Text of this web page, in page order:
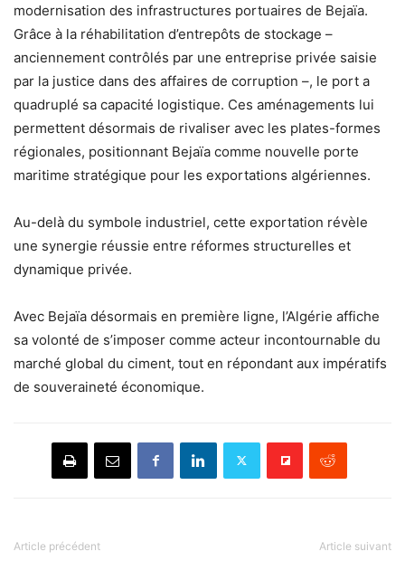
modernisation des infrastructures portuaires de Bejaïa.
Grâce à la réhabilitation d’entrepôts de stockage –
anciennement contrôlés par une entreprise privée saisie
par la justice dans des affaires de corruption –, le port a
quadruplé sa capacité logistique. Ces aménagements lui
permettent désormais de rivaliser avec les plates-formes
régionales, positionnant Bejaïa comme nouvelle porte
maritime stratégique pour les exportations algériennes.
Au-delà du symbole industriel, cette exportation révèle
une synergie réussie entre réformes structurelles et
dynamique privée.
Avec Bejaïa désormais en première ligne, l’Algérie affiche
sa volonté de s’imposer comme acteur incontournable du
marché global du ciment, tout en répondant aux impératifs
de souveraineté économique.
Article précédent Article suivant